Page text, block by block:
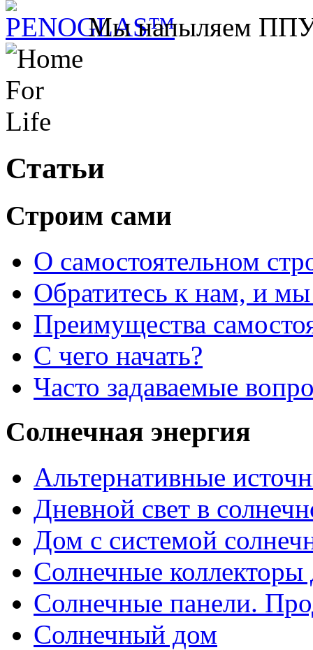
Мы напыляем
Статьи
Строим сами
О самостоятельном
Обратитесь к нам, и
Преимущества
С чего начать?
Часто задаваемые
Солнечная энергия
Альтернативные
Дневной свет в
Дом с системой
Солнечные коллекторы
Солнечные панели.
Солнечный дом